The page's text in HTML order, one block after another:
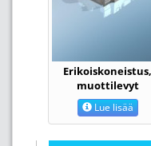
Erikoiskoneistus,
muottilevyt
Lue lisää